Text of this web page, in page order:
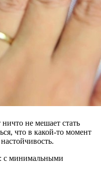
не мешает стать
что в какой-то момент
с минимальными